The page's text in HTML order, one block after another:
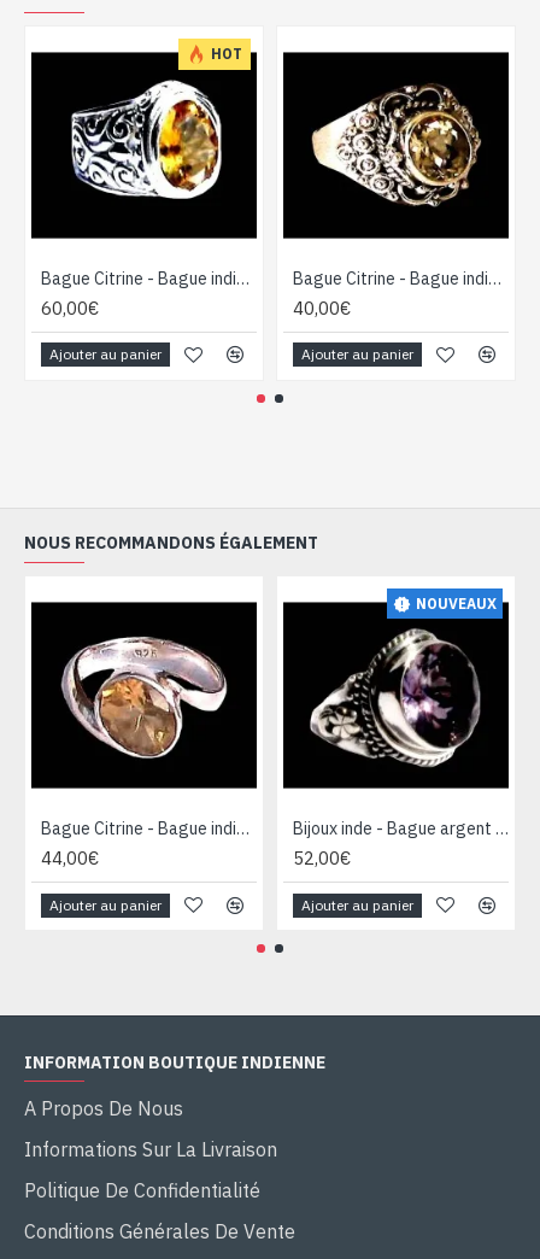
HOT
Bague Citrine - Bague indienne - Bijoux indiens
60,00€
Ajouter au panier
Bague Citrine - Bague indienne - Bijoux indiens
40,00€
Ajouter au panier
NOUS RECOMMANDONS ÉGALEMENT
Bague Citrine - Bague indienne - Bijoux indiens
44,00€
Ajouter au panier
NOUVEAUX
Bijoux inde - Bague argent Améthyste
52,00€
Ajouter au panier
INFORMATION BOUTIQUE INDIENNE
A Propos De Nous
Informations Sur La Livraison
Politique De Confidentialité
Conditions Générales De Vente